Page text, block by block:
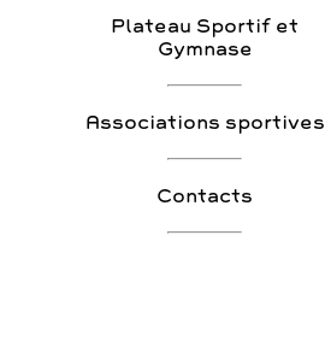
Plateau Sportif et
Gymnase
Associations sportives
Contacts